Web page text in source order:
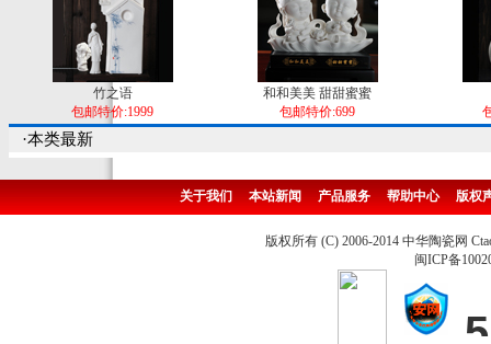
竹之语
包邮特价:1999
和和美美 甜甜蜜蜜
包邮特价:699
·本类最新
关于我们 本站新闻 产品服务 帮助中心 版权
版权所有 (C) 2006-2014 中华陶瓷网
闽ICP备